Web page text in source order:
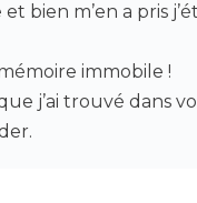
bien m’en a pris
immobile !
j’ai trouvé dans